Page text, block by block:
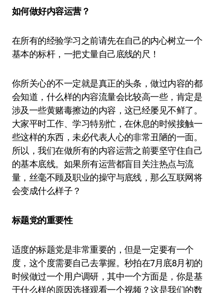
如何做好内容运营？
在所有的经验学习之前请先在自己的内心树立一个
基本的标杆，一把丈量自己底线的尺！
你所关心的不一定就是真正的头条，做过内容的都
会知道，什么样的内容流量会比较高一些，肯定是
涉及一些黄赌毒擦边的内容，这已经屡见不鲜了。
大家平时工作、学习特别忙，在休息的时候接触一
些这样的东西，未必代表人心的非常丑陋的一面。
所以，我们在做所有的内容运营之前要坚守住自己
的基本底线。如果所有运营都盲目关注热点与流
量，丝毫不顾及职业的操守与底线，那么互联网将
会变成什么样子？
标题党的重要性
适度的标题党是非常重要的，但是一定要有一个
度，这个度需要自己去掌握。秒拍在7月底8月初的
时候做过一个用户调研，其中一个方面是，你是基
于什么样的原因选择观看一个视频？这是我们的数